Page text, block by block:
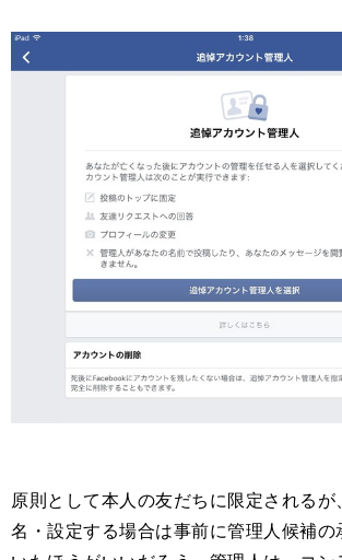
原則として本人の友だちに限定される
名・設定する場合は事前に管理人候補の